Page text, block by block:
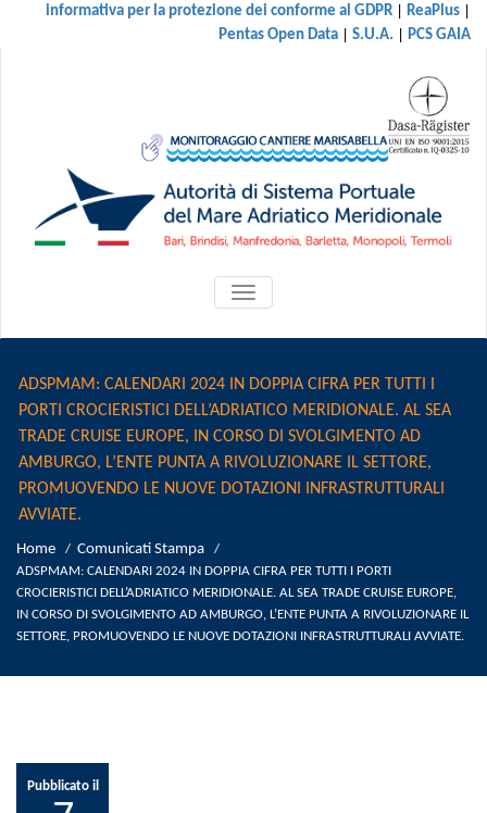
informativa per la protezione dei conforme al GDPR | ReaPlus |
Pentas Open Data | S.U.A. | PCS GAIA
ATTIVA/DISATTIVA
MENU
ADSPMAM: CALENDARI 2024 IN DOPPIA CIFRA PER TUTTI I
PORTI CROCIERISTICI DELL’ADRIATICO MERIDIONALE. AL SEA
TRADE CRUISE EUROPE, IN CORSO DI SVOLGIMENTO AD
AMBURGO, L’ENTE PUNTA A RIVOLUZIONARE IL SETTORE,
PROMUOVENDO LE NUOVE DOTAZIONI INFRASTRUTTURALI
AVVIATE.
Home / Comunicati Stampa /
ADSPMAM: CALENDARI 2024 IN DOPPIA CIFRA PER TUTTI I PORTI
CROCIERISTICI DELL’ADRIATICO MERIDIONALE. AL SEA TRADE CRUISE EUROPE,
IN CORSO DI SVOLGIMENTO AD AMBURGO, L’ENTE PUNTA A RIVOLUZIONARE IL
SETTORE, PROMUOVENDO LE NUOVE DOTAZIONI INFRASTRUTTURALI AVVIATE.
Pubblicato il